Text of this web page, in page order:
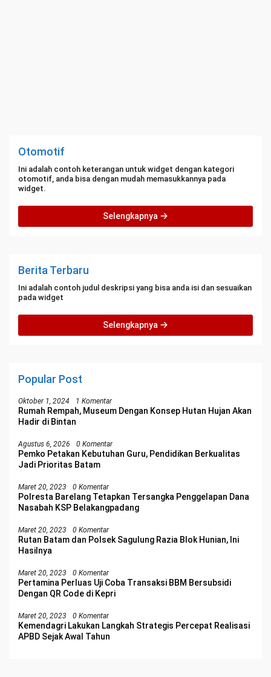
Otomotif
Ini adalah contoh keterangan untuk widget dengan kategori
otomotif, anda bisa dengan mudah memasukkannya pada
widget.
Selengkapnya
Berita Terbaru
Ini adalah contoh judul deskripsi yang bisa anda isi dan sesuaikan
pada widget
Selengkapnya
Popular Post
Oktober 1, 2024 1 Komentar
Rumah Rempah, Museum Dengan Konsep Hutan Hujan Akan
Hadir di Bintan
Agustus 6, 2026 0 Komentar
Pemko Petakan Kebutuhan Guru, Pendidikan Berkualitas
Jadi Prioritas Batam
Maret 20, 2023 0 Komentar
Polresta Barelang Tetapkan Tersangka Penggelapan Dana
Nasabah KSP Belakangpadang
Maret 20, 2023 0 Komentar
Rutan Batam dan Polsek Sagulung Razia Blok Hunian, Ini
Hasilnya
Maret 20, 2023 0 Komentar
Pertamina Perluas Uji Coba Transaksi BBM Bersubsidi
Dengan QR Code di Kepri
Maret 20, 2023 0 Komentar
Kemendagri Lakukan Langkah Strategis Percepat Realisasi
APBD Sejak Awal Tahun